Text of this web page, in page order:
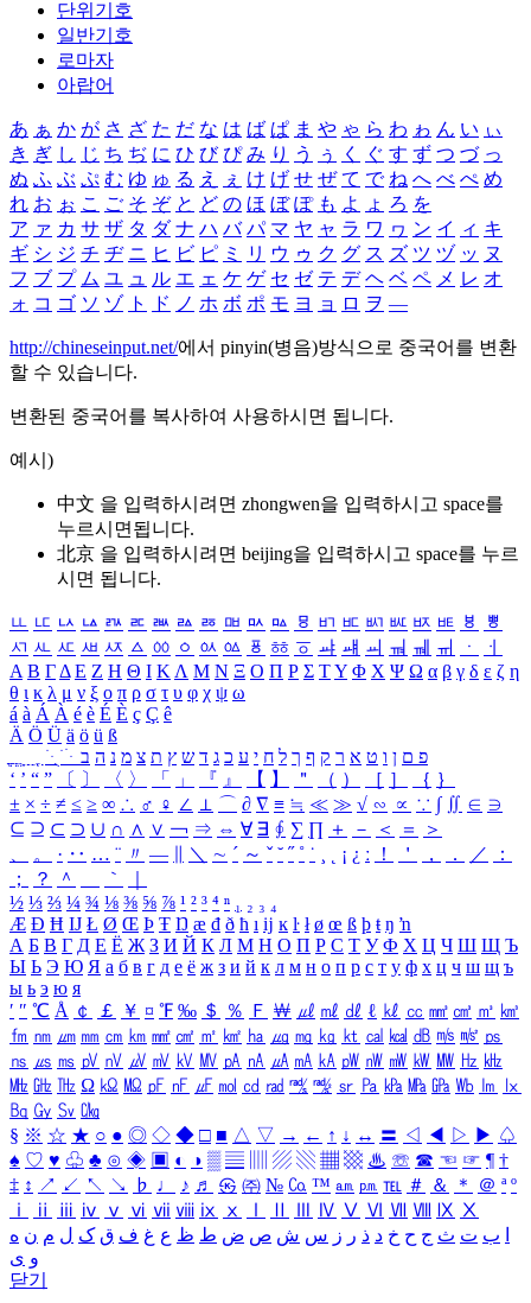
단위기호
일반기호
로마자
아랍어
あ ぁ か が さ ざ た だ な は ば ぱ ま や ゃ ら わ ゎ ん い ぃ
き ぎ し じ ち ぢ に ひ び ぴ み り う ぅ く ぐ す ず つ づ っ
ぬ ふ ぶ ぷ む ゆ ゅ る え ぇ け げ せ ぜ て で ね へ べ ぺ め
れ お ぉ こ ご そ ぞ と ど の ほ ぼ ぽ も よ ょ ろ を
ア ァ カ サ ザ タ ダ ナ ハ バ パ マ ヤ ャ ラ ワ ヮ ン イ ィ キ
ギ シ ジ チ ヂ ニ ヒ ビ ピ ミ リ ウ ゥ ク グ ス ズ ツ ヅ ッ ヌ
フ ブ プ ム ユ ュ ル エ ェ ケ ゲ セ ゼ テ デ ヘ ベ ペ メ レ オ
ォ コ ゴ ソ ゾ ト ド ノ ホ ボ ポ モ ヨ ョ ロ ヲ ―
http://chineseinput.net/에서 pinyin(병음)방식으로 중국어를 변환
할 수 있습니다.
변환된 중국어를 복사하여 사용하시면 됩니다.
예시)
中文 을 입력하시려면 zhongwen을 입력하시고 space를
누르시면됩니다.
北京 을 입력하시려면 beijing을 입력하시고 space를 누르
시면 됩니다.
ㅥ ㅦ ㅧ ㅨ ㅩ ㅪ ㅫ ㅬ ㅭ ㅮ ㅯ ㅰ ㅱ ㅲ ㅳ ㅴ ㅵ ㅶ ㅷ ㅸ
ㅹ
ㅺ ㅻ ㅼ ㅽ ㅾ ㅿ ㆀ ㆁ ㆂ ㆃ ㆄ ㆅ ㆆ ㆇ ㆈ ㆉ ㆊ ㆋ ㆌ ㆍ
ㆎ
Α Β ΓΔ Ε Ζ Η Θ Ι ΚΛ Μ Ν Ξ Ο Π Ρ Σ ΤΥ Φ Χ Ψ Ω α β γ δ ε ζ η
θ ι κ λ μ ν ξ ο π ρ σ τ υ φ χ ψ ω
á à Á À é è É È ç Ç ê
Ä Ö Ü ä ö ü ß
ִֶֹ ֻּ ׁׂ פ ם ן ו ט א ר ק ף ך ל ח י ע כ ג ד ש ץ ת צ מ נ ה ב
‘ ’ “ ” 〔 〕 〈 〉 「 」 『 』 【 】 ＂ （ ） ［ ］ ｛ ｝
± × ÷ ≠ ≤ ≥ ∞ ∴ ♂ ♀ ∠ ⊥ ⌒ ∂ ∇ ≡ ≒ ≪ ≫ √ ∽ ∝ ∵ ∫ ∬ ∈ ∋
⊆ ⊇ ⊂ ⊃ ∪ ∩ ∧ ∨ ￢ ⇒ ⇔ ∀ ∃ ∮ ∑ ∏ ＋ － ＜ ＝
＞
、
。 · ‥ … ¨ 〃 ― ＼ ∼ ´ ～ ˇ ˘ ˝ ˚ ˙ ¸ ¡ ¿ ː ！ ＇ ， ． ／
：
；
？ ＾ ｀
½ ⅓ ⅔ ¼ ¾ ⅛ ⅜ ⅝ ⅞ ¹ ² ³ ⁴ ⁿ ₁ ₂ ₃ ₄
Æ Ð Ħ Ĳ Ł Ø Œ Þ Ŧ Ŋ æ đ ð ħ ı ĳ ĸ ŀ ł ø œ ß þ ŧ ŋ ŉ
А Б В Г Д Е Ё Ж З И Й К Л М Н О П Р С Т У Ф Х Ц Ч Ш Щ Ъ
Ы Ь Э Ю Я а б в г д е ё ж з и й к л м н о п р с т у ф х ц ч ш щ ъ
ы ь э ю я
′ ″ ℃ Å ￠ ￡ ￥ ¤ ℉ ‰ ＄ ％ Ｆ ￦ ㎕ ㎖ ㎗ ℓ ㎘ ㏄ ㎣ ㎤ ㎥ ㎦
㎙ ㎚ ㎛ ㎜ ㎝ ㎞ ㎟ ㎠ ㎡ ㎢ ㏊ ㎍ ㎎ ㎏ ㏏ ㎈ ㎉ ㏈ ㎧ ㎨ ㎰
㎱ ㎲ ㎳ ㎴ ㎵ ㎶ ㎷ ㎸ ㎹ ㎀ ㎁ ㎂ ㎃ ㎄ ㎺ ㎻ ㎽ ㎾ ㎿ ㎐ ㎑
㎒ ㎓ ㎔ Ω ㏀ ㏁ ㎊ ㎋ ㎌ ㏖ ㏅ ㎭ ㎮ ㎯ ㏛ ㎩ ㎪ ㎫ ㎬ ㏝ ㏐
㏓
㏃ ㏉ ㏜ ㏆
§ ※ ☆ ★ ○ ● ◎ ◇ ◆ □ ■ △ ▽ → ← ↑ ↓ ↔ 〓 ◁ ◀ ▷ ▶ ♤
♠ ♡ ♥ ♧ ♣ ⊙ ◈ ▣ ◐ ◑ ▒ ▤ ▨ ▧ ▦ ▩ ♨ ☏ ☎ ☜ ☞ ¶ †
‡ ↕ ↗ ↙ ↖ ↘ ♭ ♩ ♪ ♬ ㉿ ㈜ № ㏇ ™ ㏂ ㏘ ℡ ＃ ＆ ＊ ＠ ª º
ⅰ
ⅱ ⅲ ⅳ ⅴ ⅵ ⅶ ⅷ ⅸ ⅹ Ⅳ Ⅴ Ⅵ Ⅶ Ⅷ Ⅸ Ⅹ
ب ت ث ج ح خ د ذ ر ز س ش ص ض ط ظ ع غ ف ق ک ل م ن ه
و ی
닫기